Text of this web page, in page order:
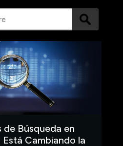
de Búsqueda en
Cambiando la